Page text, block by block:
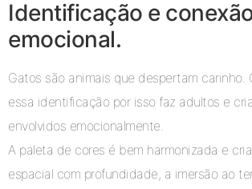
Identificação e
emocional.
Gatos são animais que despertam carinho.
essa identificação por isso faz adultos e
envolvidos emocionalmente.
A paleta de cores é bem harmonizada e
espacial com profundidade, a imersão ao